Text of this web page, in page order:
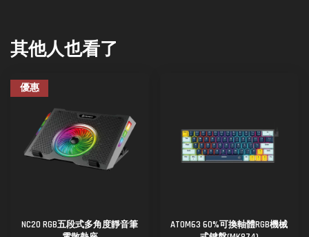
其他人也看了
優惠
NC20 RGB五段式多角度靜音筆
ATOM63 60%可換軸體RGB機械